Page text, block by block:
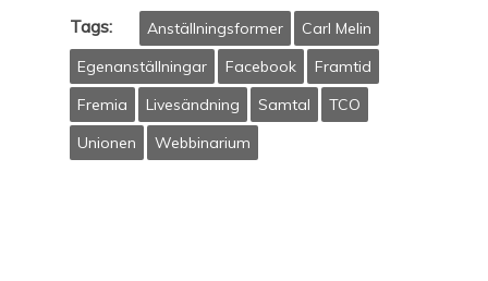
Tags: Anställningsformer
Carl Melin
Egenanställningar
Facebook
Framtid
Fremia
Livesändning Samtal
TCO
Unionen
Webbinarium